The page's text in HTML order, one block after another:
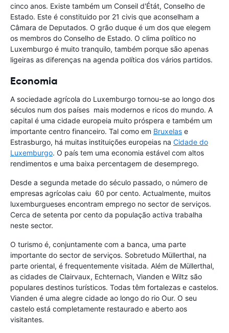
cinco anos. Existe também um Conseil d'Étát, Conselho de
Estado. Este é constituido por 21 civis que aconselham a
Câmara de Deputados. O grão duque é um dos que elegem
os membros do Conselho de Estado. O clima político no
Luxemburgo é muito tranquilo, também porque são apenas
ligeiras as diferenças na agenda política dos vários partidos.
Economia
A sociedade agrícola do Luxemburgo tornou-se ao longo dos
séculos num dos países mais modernos e ricos do mundo. A
capital é uma cidade europeia muito próspera e também um
importante centro financeiro. Tal como em Bruxelas e
Estrasburgo, há muitas instituições europeias na Cidade do
Luxemburgo. O país tem uma economia estável com altos
rendimentos e uma baixa percentagem de desemprego.
Desde a segunda metade do século passado, o número de
empresas agrícolas caiu 60 por cento. Actualmente, muitos
luxemburgueses encontram emprego no sector de serviços.
Cerca de setenta por cento da população activa trabalha
neste sector.
O turismo é, conjuntamente com a banca, uma parte
importante do sector de serviços. Sobretudo Müllerthal, na
parte oriental, é frequentemente visitada. Além de Müllerthal,
as cidades de Clairvaux, Echternach, Vianden e Wiltz são
populares destinos turísticos. Todas têm fortalezas e castelos.
Vianden é uma alegre cidade ao longo do rio Our. O seu
castelo está completamente restaurado e aberto aos
visitantes.